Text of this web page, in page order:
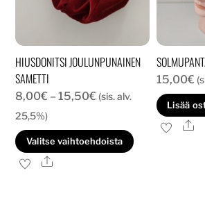
HIUSDONITSI JOULUNPUNAINEN
SAMETTI
8,00€ – 15,50€ Hintaluokka:
-
15,50€
(sis. alv.
25,5%)
Valitse vaihtoehdoista
Ale
15,00€
Lisää
Ale